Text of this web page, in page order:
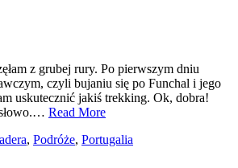
z grubej rury. Po pierwszym dniu
czyli bujaniu się po Funchal i jego
uskutecznić jakiś trekking. Ok, dobra!
Read More
, Podróże, Portugalia